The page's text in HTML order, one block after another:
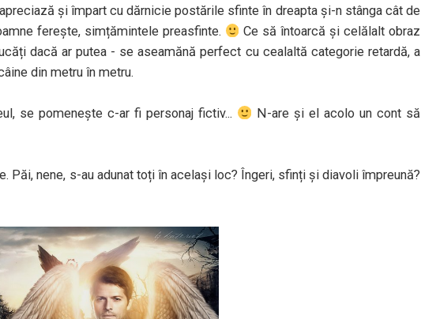
și împart cu dărnicie postările sfinte în dreapta și-n stânga cât de
ferește, simțămintele preasfinte.
Ce să întoarcă și celălalt obraz
dacă ar putea - se aseamănă perfect cu cealaltă categorie retardă, a
din metru în metru.
se pomenește c-ar fi personaj fictiv...
N-are și el acolo un cont să
Păi, nene, s-au adunat toți în același loc? Îngeri, sfinți și diavoli împreună?